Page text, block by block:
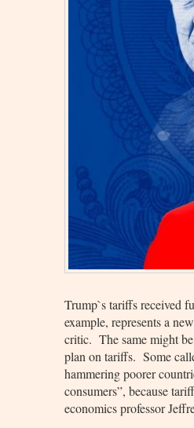
Trump`s tariffs received
example, represents a
critic. The same might
plan on tariffs. Some
hammering poorer
consumers”, because
economics professor